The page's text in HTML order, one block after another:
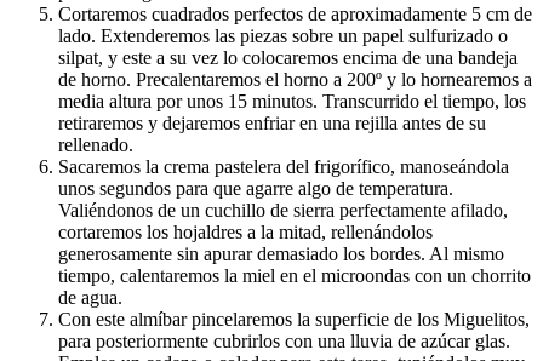
Cortaremos cuadrados perfectos de aproximadamente 5 cm de
lado. Extenderemos las piezas sobre un papel sulfurizado o
silpat, y este a su vez lo colocaremos encima de una bandeja
de horno. Precalentaremos el horno a 200º y lo hornearemos a
media altura por unos 15 minutos. Transcurrido el tiempo, los
retiraremos y dejaremos enfriar en una rejilla antes de su
rellenado.
Sacaremos la crema pastelera del frigorífico, manoseándola
unos segundos para que agarre algo de temperatura.
Valiéndonos de un cuchillo de sierra perfectamente afilado,
cortaremos los hojaldres a la mitad, rellenándolos
generosamente sin apurar demasiado los bordes. Al mismo
tiempo, calentaremos la miel en el microondas con un chorrito
de agua.
Con este almíbar pincelaremos la superficie de los Miguelitos,
para posteriormente cubrirlos con una lluvia de azúcar glas.